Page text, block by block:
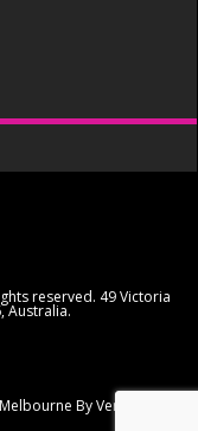
reserved. 49 Victoria
Australia.
By Ven Creative